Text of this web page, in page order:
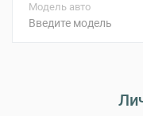
Модель авто